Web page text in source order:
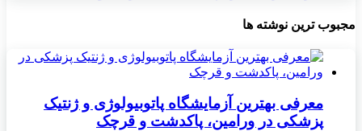
مجبوب ترین نوشته ها
معرفی بهترین آزمایشگاه پاتوبیولوژی و ژنتیک
پزشکی در ورامین، پاکدشت و قرچک